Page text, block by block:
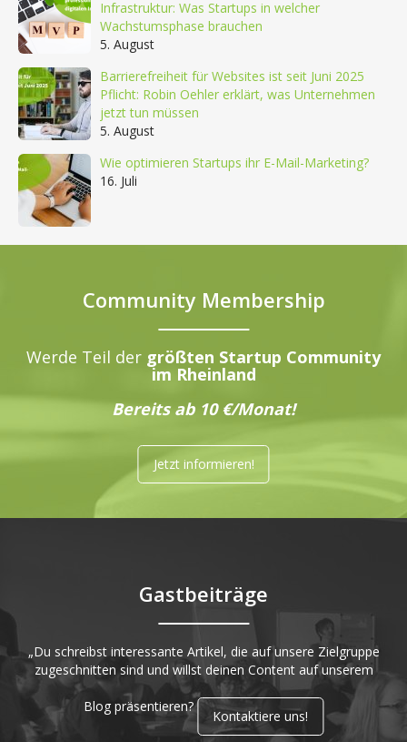
Infrastruktur: Was Startups in welcher
Wachstumsphase brauchen
5. August
Barrierefreiheit für Websites ist seit Juni 2025
Pflicht: Robin Oehler erklärt, was Unternehmen
jetzt tun müssen
5. August
Wie optimieren Startups ihr E-Mail-Marketing?
16. Juli
Community Membership
Werde Teil der größten Startup Community
im Rheinland
Bereits ab 10 €/Monat!
Jetzt informieren!
Gastbeiträge
„Du schreibst interessante Artikel, die auf unsere Zielgruppe
zugeschnitten sind und willst deinen Content auf unserem
Blog präsentieren?
Kontaktiere uns!